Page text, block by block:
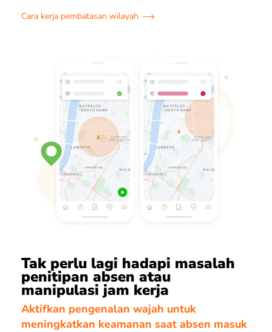
Cara kerja pembatasan wilayah
Tak perlu lagi hadapi masalah
penitipan absen atau
manipulasi jam kerja
Aktifkan pengenalan wajah untuk
meningkatkan keamanan saat absen masuk